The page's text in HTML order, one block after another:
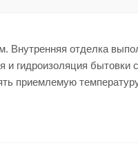
Внутренняя отделка
гидроизоляция бытовки
приемлемую